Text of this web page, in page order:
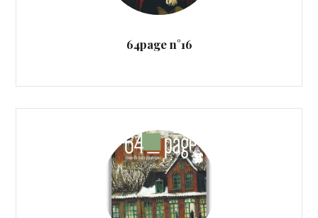
64page n°16